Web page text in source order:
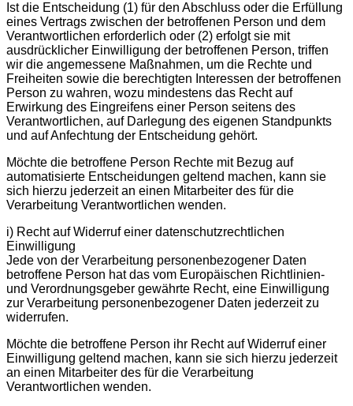
Ist die Entscheidung (1) für den Abschluss oder die Erfüllung
eines Vertrags zwischen der betroffenen Person und dem
Verantwortlichen erforderlich oder (2) erfolgt sie mit
ausdrücklicher Einwilligung der betroffenen Person, triffen
wir die angemessene Maßnahmen, um die Rechte und
Freiheiten sowie die berechtigten Interessen der betroffenen
Person zu wahren, wozu mindestens das Recht auf
Erwirkung des Eingreifens einer Person seitens des
Verantwortlichen, auf Darlegung des eigenen Standpunkts
und auf Anfechtung der Entscheidung gehört.
Möchte die betroffene Person Rechte mit Bezug auf
automatisierte Entscheidungen geltend machen, kann sie
sich hierzu jederzeit an einen Mitarbeiter des für die
Verarbeitung Verantwortlichen wenden.
i) Recht auf Widerruf einer datenschutzrechtlichen
Einwilligung
Jede von der Verarbeitung personenbezogener Daten
betroffene Person hat das vom Europäischen Richtlinien-
und Verordnungsgeber gewährte Recht, eine Einwilligung
zur Verarbeitung personenbezogener Daten jederzeit zu
widerrufen.
Möchte die betroffene Person ihr Recht auf Widerruf einer
Einwilligung geltend machen, kann sie sich hierzu jederzeit
an einen Mitarbeiter des für die Verarbeitung
Verantwortlichen wenden.